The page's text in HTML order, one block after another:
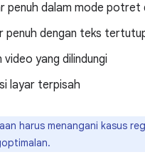
penuh dalam mode potret
penuh dengan teks
video yang dilindungi
layar terpisah
harus menangani kasus